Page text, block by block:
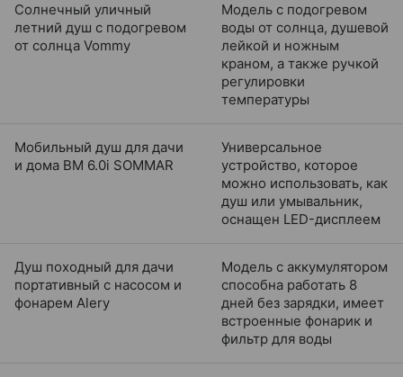
Солнечный уличный
летний душ с подогревом
от солнца Vommy
Модель с подогревом
воды от солнца, душевой
лейкой и ножным
краном, а также ручкой
регулировки
температуры
Мобильный душ для дачи
и дома BM 6.0i SOMMAR
Универсальное
устройство, которое
можно использовать, как
душ или умывальник,
оснащен LED-дисплеем
Душ походный для дачи
портативный с насосом и
фонарем Alery
Модель с аккумулятором
способна работать 8
дней без зарядки, имеет
встроенные фонарик и
фильтр для воды